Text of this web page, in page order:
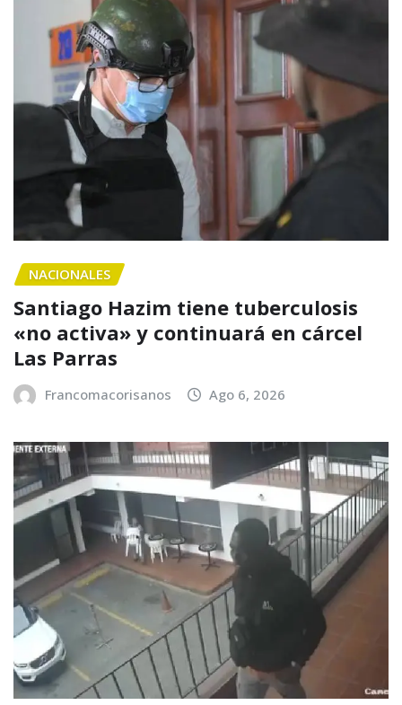
NACIONALES
Santiago Hazim tiene tuberculosis
«no activa» y continuará en cárcel
Las Parras
Francomacorisanos Ago 6, 2026